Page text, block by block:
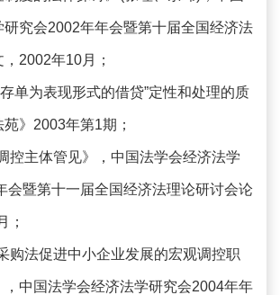
究会2002年年会暨第十届全国经济法
2002年10月；
单为表现形式的借贷”定性和处理的质
》2003年第1期；
控主体管见》，中国法学会经济法学
会暨第十一届全国经济法理论研讨会论
；
购法促进中小企业发展的宏观调控职
中国法学会经济法学研究会2004年年